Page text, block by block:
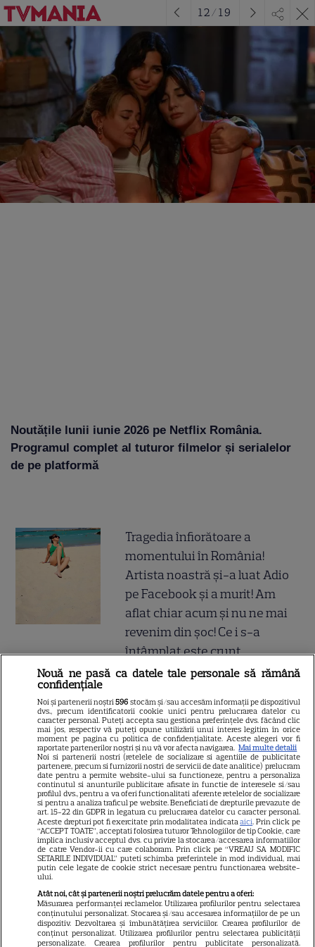
Noutățile lunii iunie 2026 pe Netflix România.
Programul complet al tuturor filmelor și serialelor
de pe platformă
12/19
Tragedia înfiorătoare a
momentului în România!
Artista noastră și-a luat Adio
pe Facebook și a murit! Am
aflat chiar acum și nu ne mai
revenim din șoc! Ce i s-a
întâmplat este crunt
stat dacă-ți îngrijești părinții,
bunicii sau pe cineva vârstnic
din familie. Acum s-a decis!
Cum trebuie să procedezi
Jorge, revoltat după ce și-a
găsit apartamentul de la mare
devastat. Ce au lăsat în urmă
turiștii este strigător la Cer
Fiul Deei și al lui Dinu Maxer a
Nouă ne pasă ca datele tale personale să rămână
confidențiale
Noi și partenerii noștri596 stocăm și/sau accesăm informații pe dispozitivul
dvs., precum identificatorii cookie unici pentru prelucrarea datelor cu
caracter personal. Puteți accepta sau gestiona preferințele dvs. făcând clic
mai jos, respectiv vă puteți opune utilizării unui interes legitim în orice
moment pe pagina cu politica de confidențialitate. Aceste alegeri vor fi
raportate partenerilor noștri și nu vă vor afecta navigarea. Mai multe detalii
Noi si partenerii nostri (retelele de socializare si agentiile de publicitate
partenere, precum si furnizorii nostri de servicii de date analitice) prelucram
date pentru a permite website-ului sa functioneze, pentru a personaliza
continutul si anunturile publicitare afisate in functie de interesele si/sau
profilul dvs., pentru a va oferi functionalitati aferente retelelor de socializare
si pentru a analiza traficul pe website. Beneficiati de drepturile prevazute de
art. 15-22 din GDPR in legatura cu prelucrarea datelor cu caracter personal.
Aceste drepturi pot fi exercitate prin modalitatea indicataaici. Prin click pe
“ACCEPT TOATE”, acceptati folosirea tuturor Tehnologiilor de tip Cookie, care
implica inclusiv acceptul dvs. cu privire la stocarea/accesarea informatiilor
de catre Vendor-ii cu care colaboram. Prin click pe “VREAU SA MODIFIC
SETARILE INDIVIDUAL” puteti schimba preferintele in mod individual, mai
putin cele legate de cookie strict necesare pentru functionarea website-
ului.
Atât noi, cât și partenerii noștri prelucrăm datele pentru a oferi:
Măsurarea performanței reclamelor. Utilizarea profilurilor pentru selectarea
conținutului personalizat. Stocarea și/sau accesarea informațiilor de pe un
dispozitiv. Dezvoltarea și îmbunătățirea serviciilor. Crearea profilurilor de
conținut personalizat. Utilizarea profilurilor pentru selectarea publicității
personalizate. Crearea profilurilor pentru publicitate personalizată.